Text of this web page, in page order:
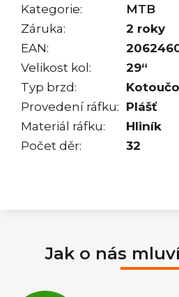
Kategorie:
MTB
Záruka:
2 roky
EAN:
Velikost kol:
29“
Typ brzd:
Provedení ráfku: Plášť
Materiál ráfku:
Hliník
Počet děr: 32
Jak o nás